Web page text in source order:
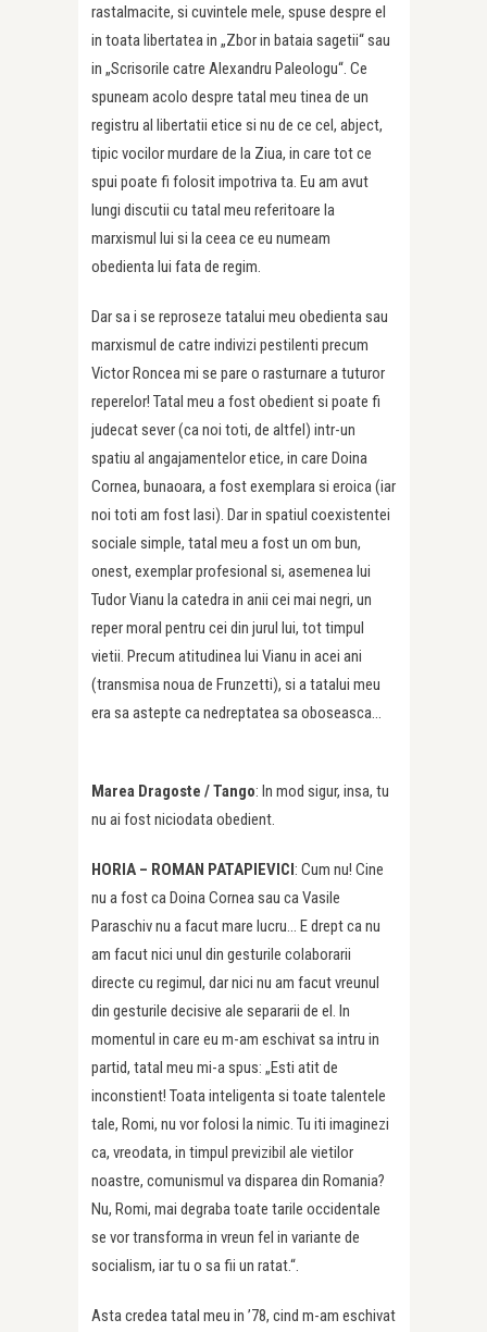
rastalmacite, si cuvintele mele, spuse despre el
in toata libertatea in „Zbor in bataia sagetii“ sau
in „Scrisorile catre Alexandru Paleologu“. Ce
spuneam acolo despre tatal meu tinea de un
registru al libertatii etice si nu de ce cel, abject,
tipic vocilor murdare de la Ziua, in care tot ce
spui poate fi folosit impotriva ta. Eu am avut
lungi discutii cu tatal meu referitoare la
marxismul lui si la ceea ce eu numeam
obedienta lui fata de regim.
Dar sa i se reproseze tatalui meu obedienta sau
marxismul de catre indivizi pestilenti precum
Victor Roncea mi se pare o rasturnare a tuturor
reperelor! Tatal meu a fost obedient si poate fi
judecat sever (ca noi toti, de altfel) intr-un
spatiu al angajamentelor etice, in care Doina
Cornea, bunaoara, a fost exemplara si eroica (iar
noi toti am fost lasi). Dar in spatiul coexistentei
sociale simple, tatal meu a fost un om bun,
onest, exemplar profesional si, asemenea lui
Tudor Vianu la catedra in anii cei mai negri, un
reper moral pentru cei din jurul lui, tot timpul
vietii. Precum atitudinea lui Vianu in acei ani
(transmisa noua de Frunzetti), si a tatalui meu
era sa astepte ca nedreptatea sa oboseasca…
Marea Dragoste /Tango: In mod sigur, insa, tu
nu ai fost niciodata obedient.
HORIA – ROMAN PATAPIEVICI: Cum nu! Cine
nu a fost ca Doina Cornea sau ca Vasile
Paraschiv nu a facut mare lucru… E drept ca nu
am facut nici unul din gesturile colaborarii
directe cu regimul, dar nici nu am facut vreunul
din gesturile decisive ale separarii de el. In
momentul in care eu m-am eschivat sa intru in
partid, tatal meu mi-a spus: „Esti atit de
inconstient! Toata inteligenta si toate talentele
tale, Romi, nu vor folosi la nimic. Tu iti imaginezi
ca, vreodata, in timpul previzibil ale vietilor
noastre, comunismul va disparea din Romania?
Nu, Romi, mai degraba toate tarile occidentale
se vor transforma in vreun fel in variante de
socialism, iar tu o sa fii un ratat.“.
Asta credea tatal meu in ’78, cind m-am eschivat